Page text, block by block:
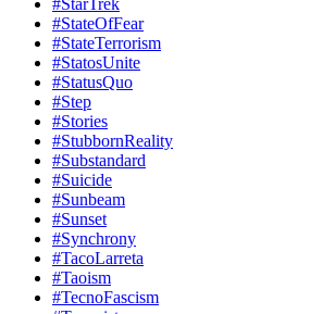
#StarTrek
#StateOfFear
#StateTerrorism
#StatosUnite
#StatusQuo
#Step
#Stories
#StubbornReality
#Substandard
#Suicide
#Sunbeam
#Sunset
#Synchrony
#TacoLarreta
#Taoism
#TecnoFascism